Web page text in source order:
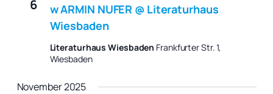
6
w ARMIN NUFER @ Literaturhaus
Wiesbaden
Literaturhaus Wiesbaden Frankfurter Str. 1,
Wiesbaden
November 2025